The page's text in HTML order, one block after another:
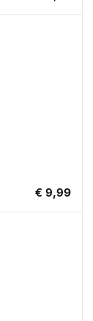
€ 9,99